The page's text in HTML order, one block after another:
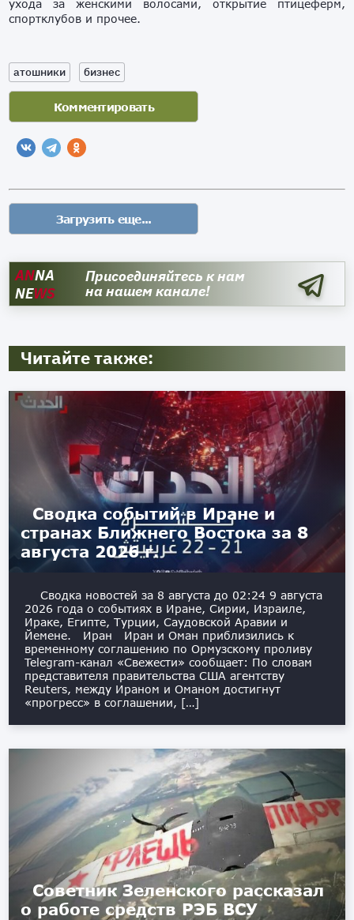
ухода за женскими волосами, открытие птицеферм,
спортклубов и прочее.
атошники бизнес
ANNA
NEWS
Присоединяйтесь к нам
на нашем канале!
Читайте также:
Сводка событий в Иране и
странах Ближнего Востока за 8
августа 2026 г.
Сводка новостей за 8 августа до 02:24 9 августа
2026 года о событиях в Иране, Сирии, Израиле,
Ираке, Египте, Турции, Саудовской Аравии и
Йемене. Иран Иран и Оман приблизились к
временному соглашению по Ормузскому проливу
Telegram-канал «Свежести» сообщает: По словам
представителя правительства США агентству
Reuters, между Ираном и Оманом достигнут
«прогресс» в соглашении, […]
Советник Зеленского рассказал
о работе средств РЭБ ВСУ